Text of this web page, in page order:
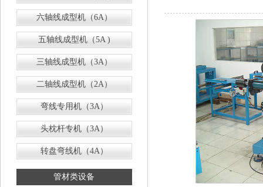
六轴线成型机（6A）
五轴线成型机（5A )
三轴线成型机（3A）
二轴线成型机（2A）
弯线专用机（3A）
头枕杆专机（3A）
转盘弯线机（4A）
管材类设备